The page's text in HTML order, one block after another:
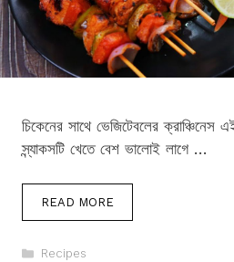
চিকেনের সাথে ভেজিটেবলের ক্রাঞ্চিনেস
স্ন্যাকসটি খেতে বেশ ভালোই লাগে …
READ MORE
Categories
Recipes